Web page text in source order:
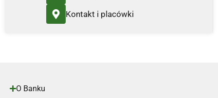
Kontakt i placówki
O Banku